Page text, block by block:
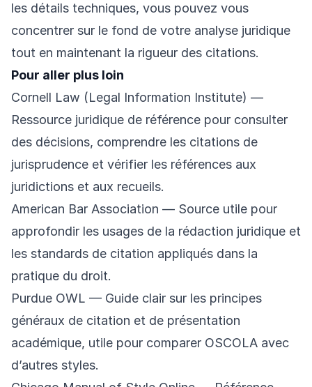
les détails techniques, vous pouvez vous
concentrer sur le fond de votre analyse juridique
tout en maintenant la rigueur des citations.
Pour aller plus loin
Cornell Law (Legal Information Institute) —
Ressource juridique de référence pour consulter
des décisions, comprendre les citations de
jurisprudence et vérifier les références aux
juridictions et aux recueils.
American Bar Association — Source utile pour
approfondir les usages de la rédaction juridique et
les standards de citation appliqués dans la
pratique du droit.
Purdue OWL — Guide clair sur les principes
généraux de citation et de présentation
académique, utile pour comparer OSCOLA avec
d’autres styles.